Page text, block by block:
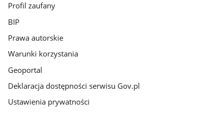
Profil zaufany
BIP
Prawa autorskie
Warunki korzystania
Geoportal
Deklaracja dostępności serwisu Gov.pl
Ustawienia prywatności